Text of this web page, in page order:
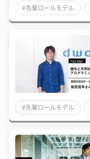
#先輩ロールモデル
#先輩ロールモデル